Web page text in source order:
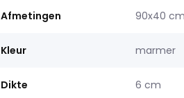
Afmetingen 90x40 cm
Kleur marmer
Dikte 6 cm